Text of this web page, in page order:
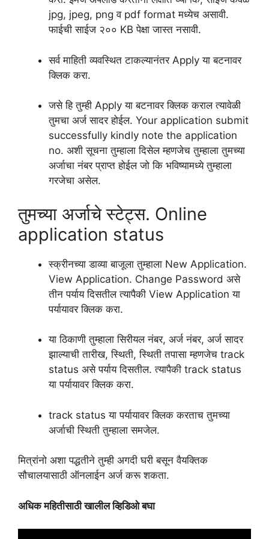
jpg, jpeg, png व pdf format मध्येच असावी.
फाईची साईज २०० KB पेक्षा जास्त नसावी.
सर्व माहिती व्यवस्थित टाकल्यानंतर Apply या बटनावर
क्लिक करा.
जसे हि तुम्ही Apply या बटनावर क्लिक कराल त्यावेळी
तुमचा अर्ज सादर होईल. Your application submit
successfully kindly note the application
no. अशी सूचना तुम्हाला दिसेल म्हणजेच तुम्हाला तुमच्या
अर्जाचा नंबर प्राप्त होईल जो कि भविष्यामध्ये तुम्हाला
गरजेचा असेल.
तुमच्या अर्जाचे स्टेट्स. Online
application status
स्क्रीनच्या डाव्या बाजूला तुम्हाला New Application.
View Application. Change Password असे
तीन पर्याय दिसतील त्यापैकी View Application या
पर्यायावर क्लिक करा.
या ठिकाणी तुम्हाला सिरीयल नंबर, अर्ज नंबर, अर्ज सादर
झाल्याची तारीख, स्थिती, स्थिती तपासा म्हणजेच track
status असे पर्याय दिसतील. त्यापैकी track status
या पर्यायावर क्लिक करा.
track status या पर्यायावर क्लिक करताच तुमच्या
अर्जाची स्थिती तुम्हाला समजेल.
मित्रांनो अशा पद्धतीने तुम्ही अगदी घरी बसून वैयक्तिक
सौचालयासाठी ऑनलाईन अर्ज करू शकता.
अधिक महितीसाठी खालील व्हिडिओ बघा